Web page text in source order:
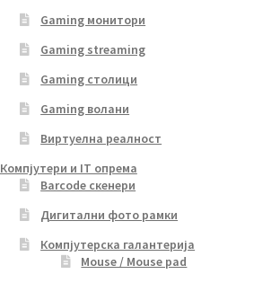
Gaming монитори
Gaming streaming
Gaming столици
Gaming волани
Виртуелна реалност
Компјутери и IT опрема
Barcode скенери
Дигитални фото рамки
Компјутерска галантерија
Mouse / Mouse pad